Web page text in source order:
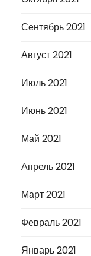
Сентябрь 2021
Август 2021
Июль 2021
Июнь 2021
Май 2021
Апрель 2021
Март 2021
Февраль 2021
Январь 2021